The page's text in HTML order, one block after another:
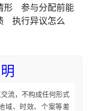
形
参与分配前能
执行异议怎么
流，不构成任何形式
域、时效、个案等差